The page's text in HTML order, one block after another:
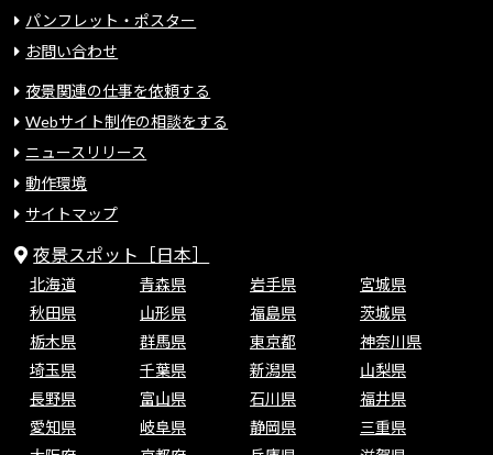
パンフレット・ポスター
お問い合わせ
夜景関連の仕事を依頼する
Webサイト制作の相談をする
ニュースリリース
動作環境
サイトマップ
夜景スポット［日本］
北海道 青森県 岩手県
宮城県
秋田県
山形県 福島県
茨城県
栃木県
群馬県 東京都
神奈川県
埼玉県
千葉県 新潟県
山梨県
長野県
富山県 石川県
福井県
愛知県
岐阜県 静岡県
三重県